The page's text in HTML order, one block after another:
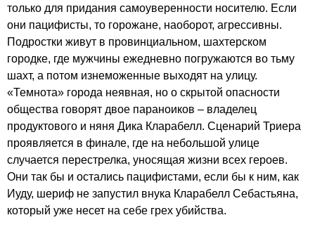
только для придания самоуверенности носителю. Если
они пацифисты, то горожане, наоборот, агрессивны.
Подростки живут в провинциальном, шахтерском
городке, где мужчины ежедневно погружаются во тьму
шахт, а потом изнеможенные выходят на улицу.
«Темнота» города неявная, но о скрытой опасности
общества говорят двое параноиков – владелец
продуктового и няня Дика Кларабелл. Сценарий Триера
проявляется в финале, где на небольшой улице
случается перестрелка, уносящая жизни всех героев.
Они так бы и остались пацифистами, если бы к ним, как
Иуду, шериф не запустил внука Кларабелл Себастьяна,
который уже несет на себе грех убийства.